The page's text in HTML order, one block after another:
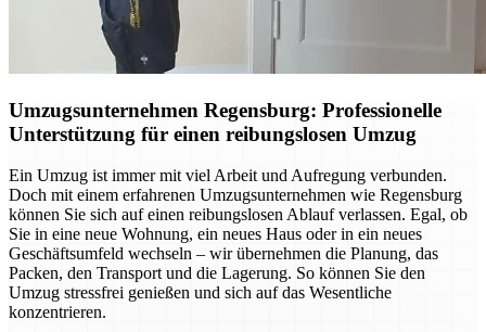
Umzugsunternehmen Regensburg: Professionelle
Unterstützung für einen reibungslosen Umzug
Ein Umzug ist immer mit viel Arbeit und Aufregung verbunden.
Doch mit einem erfahrenen Umzugsunternehmen wie Regensburg
können Sie sich auf einen reibungslosen Ablauf verlassen. Egal, ob
Sie in eine neue Wohnung, ein neues Haus oder in ein neues
Geschäftsumfeld wechseln – wir übernehmen die Planung, das
Packen, den Transport und die Lagerung. So können Sie den
Umzug stressfrei genießen und sich auf das Wesentliche
konzentrieren.